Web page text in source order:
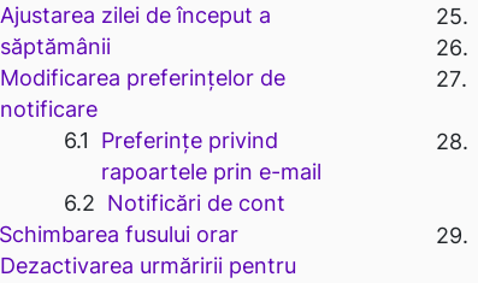
Ajustarea zilei de început a
săptămânii
Modificarea preferințelor de
notificare
Preferințe privind
rapoartele prin e-mail
Notificări de cont
Schimbarea fusului orar
Dezactivarea urmăririi pentru